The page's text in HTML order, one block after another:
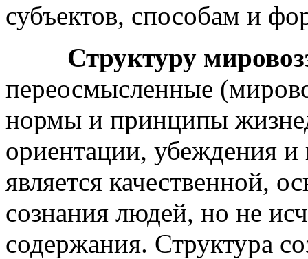
субъектов, способам и
Структуру
переосмысленные
нормы и принципы
ориентации, убеждения
является качественной,
сознания людей, но не
содержания. Структура